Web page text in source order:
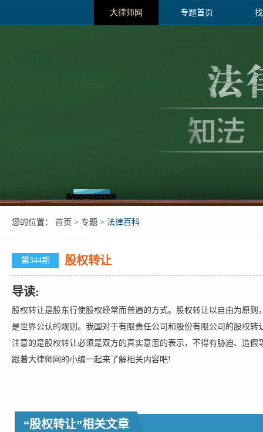
大律师网 专题首页
您的位置： 首页 > 专题 > 法律百科
第344期 股权转让
导读:
股权转让是股东行使股权经常而普遍的方式。股权转让以自由为原则
是世界公认的规则。我国对于有限责任公司和股份有限公司的股权转
注意的是股权转让必须是双方的真实意思的表示，不得有胁迫、造假
跟着大律师网的小编一起来了解相关内容吧!
“股权转让”相关文章